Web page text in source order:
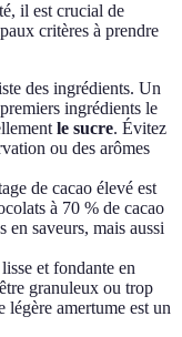
il est crucial de
critères à prendre
des ingrédients. Un
ingrédients le
le sucre. Évitez
ou des arômes
de cacao élevé est
à 70 % de cacao
en saveurs, mais aussi
et fondante en
granuleux ou trop
amertume est un